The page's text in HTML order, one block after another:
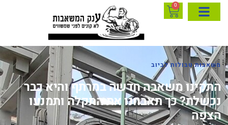
0
משאבות טבולות לביוב
התקינו משאבה חדשה במרתף והיא כבר
נכשלת? כך תאבחנו את התקלה ותמנעו
הצפה